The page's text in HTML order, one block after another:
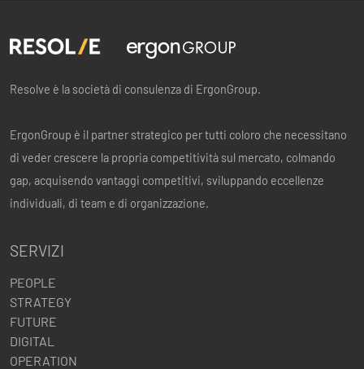
Resolve è la società di consulenza di ErgonGroup.
ErgonGroup è il partner strategico per tutti coloro che necessitano
di veder crescere la propria competitività sul mercato, colmando
gap, acquisendo vantaggi competitivi, sviluppando eccellenze
individuali, di team e di organizzazione.
SERVIZI
PEOPLE
STRATEGY
FUTURE
DIGITAL
OPERATION